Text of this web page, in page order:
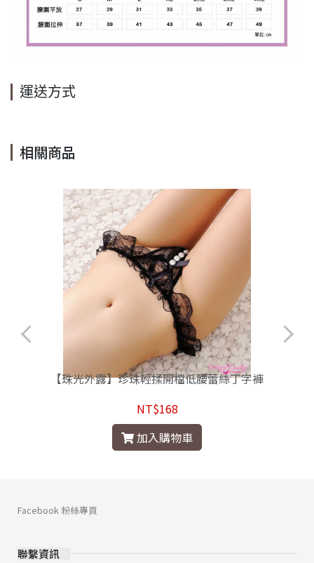
運送方式
相關商品
【珠光外露】珍珠輕揉開檔低腰蕾絲丁字褲
NT$168
加入購物車
聯繫資訊
Facebook 粉絲專頁